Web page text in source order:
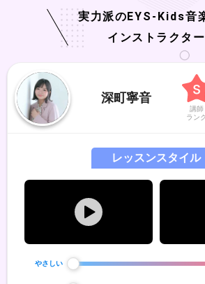
実力派の EYS-Kids音
インストラクター
深町寧音
講師
ランク
レッスンスタイル
やさしい